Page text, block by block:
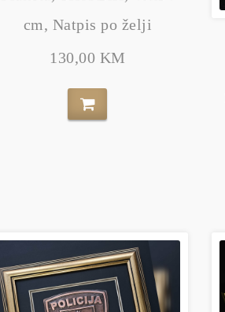
cm, Natpis po želji
130,00 KM